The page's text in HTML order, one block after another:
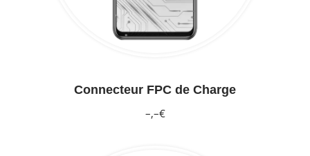
Connecteur FPC de Charge
–,–€